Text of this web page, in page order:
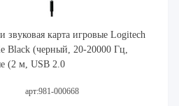
карта игровые Logitech
Black (черный, 20-20000 Гц,
(2 м, USB 2.0
арт:981-000668